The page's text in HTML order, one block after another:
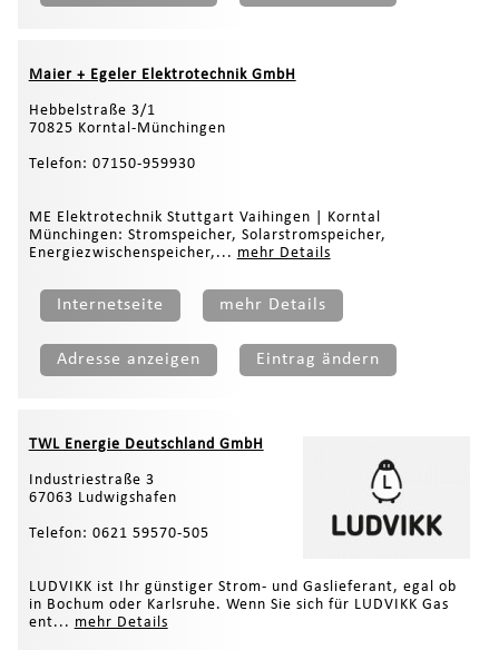
Maier + Egeler Elektrotechnik GmbH
Hebbelstraße 3/1
70825 Korntal-Münchingen
Telefon: 07150-959930
ME Elektrotechnik Stuttgart Vaihingen | Korntal
Münchingen: Stromspeicher, Solarstromspeicher,
Energiezwischenspeicher,... mehr Details
Internetseite mehr Details
Adresse anzeigen Eintrag ändern
TWL Energie Deutschland GmbH
Industriestraße 3
67063 Ludwigshafen
Telefon: 0621 59570-505
LUDVIKK ist Ihr günstiger Strom- und Gaslieferant, egal ob
in Bochum oder Karlsruhe. Wenn Sie sich für LUDVIKK Gas
ent... mehr Details